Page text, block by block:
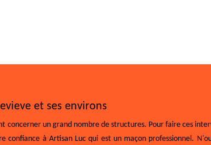
et ses environs
concerner un grand nombre de structures. Pour faire ces
à Artisan Luc qui est un maçon professionnel.